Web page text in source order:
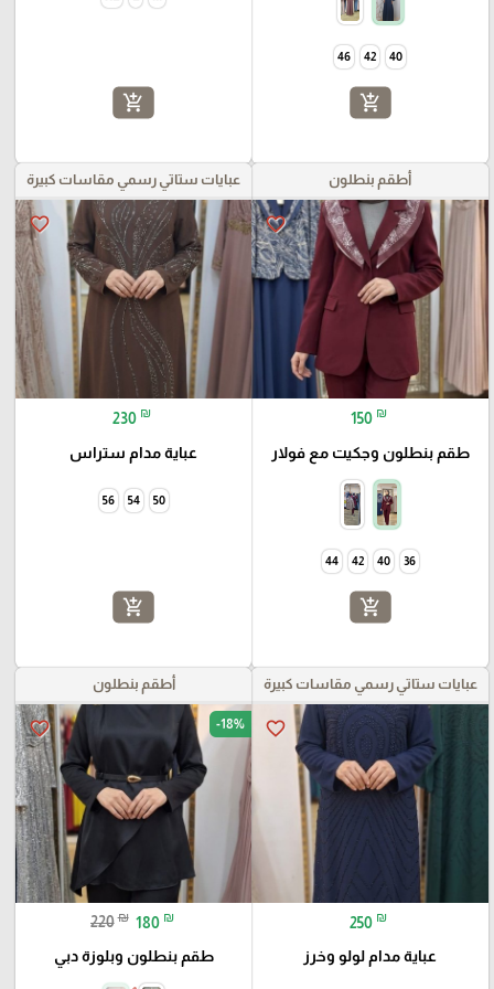
40
42
46
add_shopping_cart
add_shopping_cart
أطقم بنطلون
favorite_border
150 ₪
طقم بنطلون وجكيت مع فولار
36
40
42
44
add_shopping_cart
عبايات ستاتي رسمي مقاسات كبيرة
favorite_border
230 ₪
عباية مدام ستراس
50
54
56
add_shopping_cart
عبايات ستاتي رسمي مقاسات كبيرة
favorite_border
250 ₪
عباية مدام لولو وخرز
أطقم بنطلون
favorite_border -18%
220 ₪ 180 ₪
طقم بنطلون وبلوزة دبي